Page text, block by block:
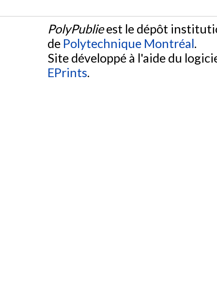
PolyPublieest le dépôt
de Polytechnique Montréal.
Site développé à l'aide du
EPrints.